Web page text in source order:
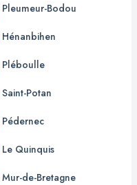
Pleumeur-Bodou
Hénanbihen
Pléboulle
Saint-Potan
Pédernec
Le Quinquis
Mur-de-Bretagne